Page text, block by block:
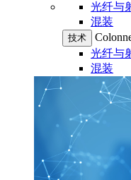
光纤与
混装
技术
光纤与
混装